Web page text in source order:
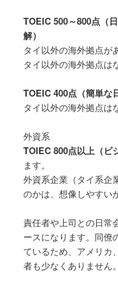
TOEIC 500～800点（
解）
タイ以外の海外拠点が
タイ以外の海外拠点は
TOEIC 400点（簡単な
タイ以外の海外拠点は
外資系
TOIEC 800点以上（ビ
ます。
外資系企業（タイ系企
のかは、想像しやすい
責任者や上司との日常
ースになります。同僚
ているため、アメリカ
者も少なくありません。